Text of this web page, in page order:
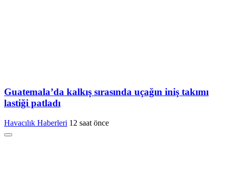
Guatemala’da kalkış sırasında uçağın iniş takımı
lastiği patladı
Havacılık Haberleri 12 saat önce